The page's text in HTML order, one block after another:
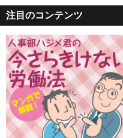
注目のコンテンツ